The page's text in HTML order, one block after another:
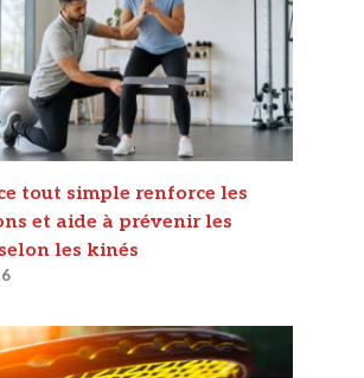
tout simple renforce les
et aide à prévenir les
les kinés